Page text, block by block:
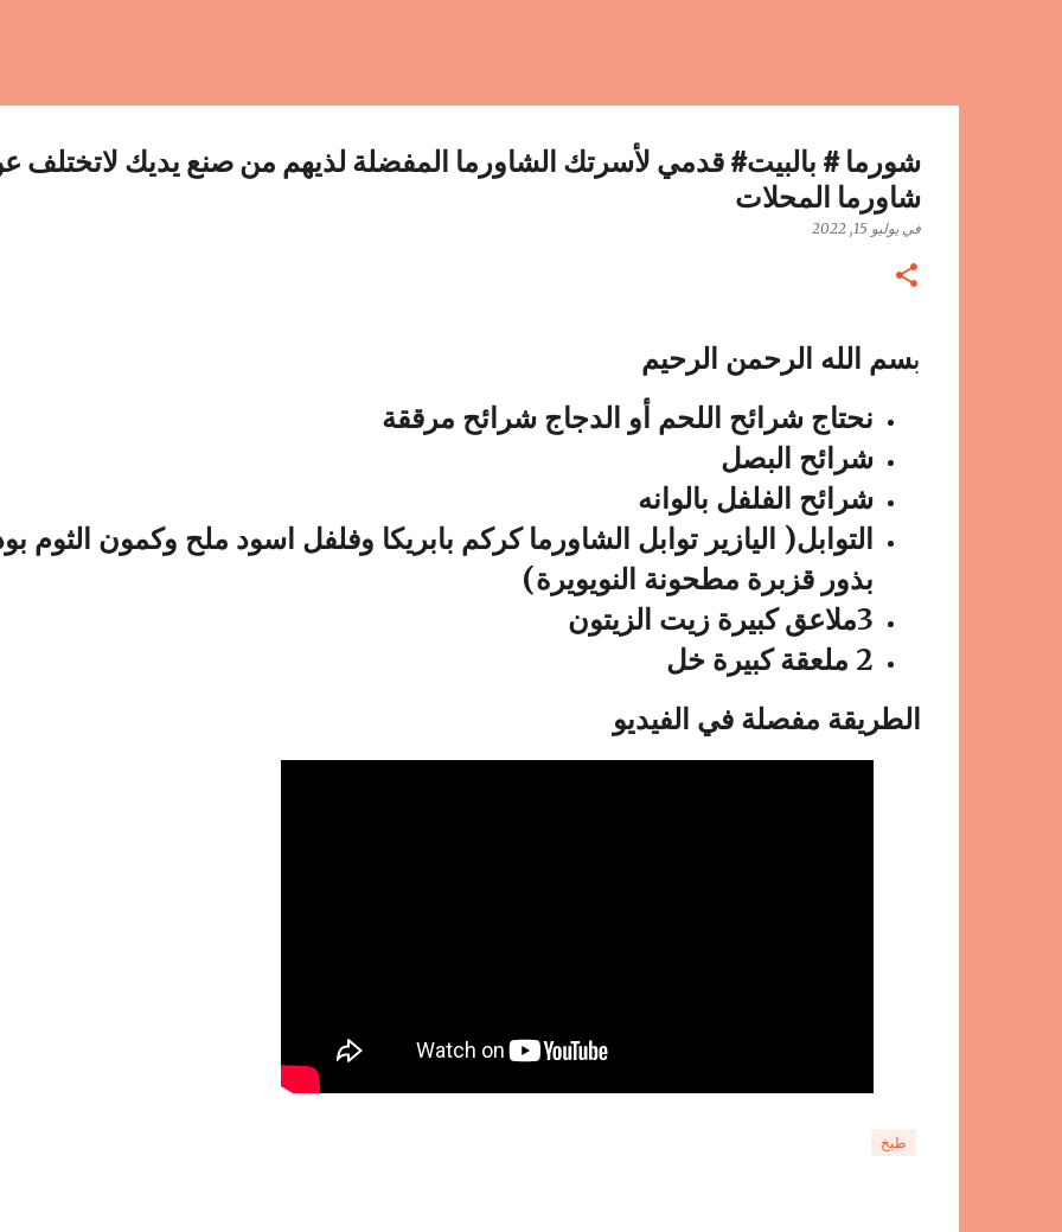
شورما # بالبيت# قدمي لأسرتك الشاورما المفضلة لذيهم من صنع يديك لاتختلف
شاورما المحلات
فييوليو 15, 2022
بسم الله الرحمن الرحيم
نحتاج شرائح اللحم أو الدجاج شرائح مرققة
شرائح البصل
شرائح الفلفل بالوانه
التوابل( اليازير توابل الشاورما كركم بابريكا وفلفل اسود ملح وكمون الثوم
بذور قزبرة مطحونة النويويرة)
3ملاعق كبيرة زيت الزيتون
2 ملعقة كبيرة خل
الطريقة مفصلة في الفيديو
طبخ